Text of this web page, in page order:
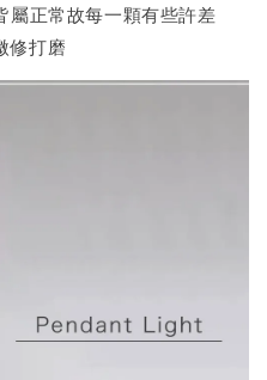
屬正常故每一顆有些許差
修打磨